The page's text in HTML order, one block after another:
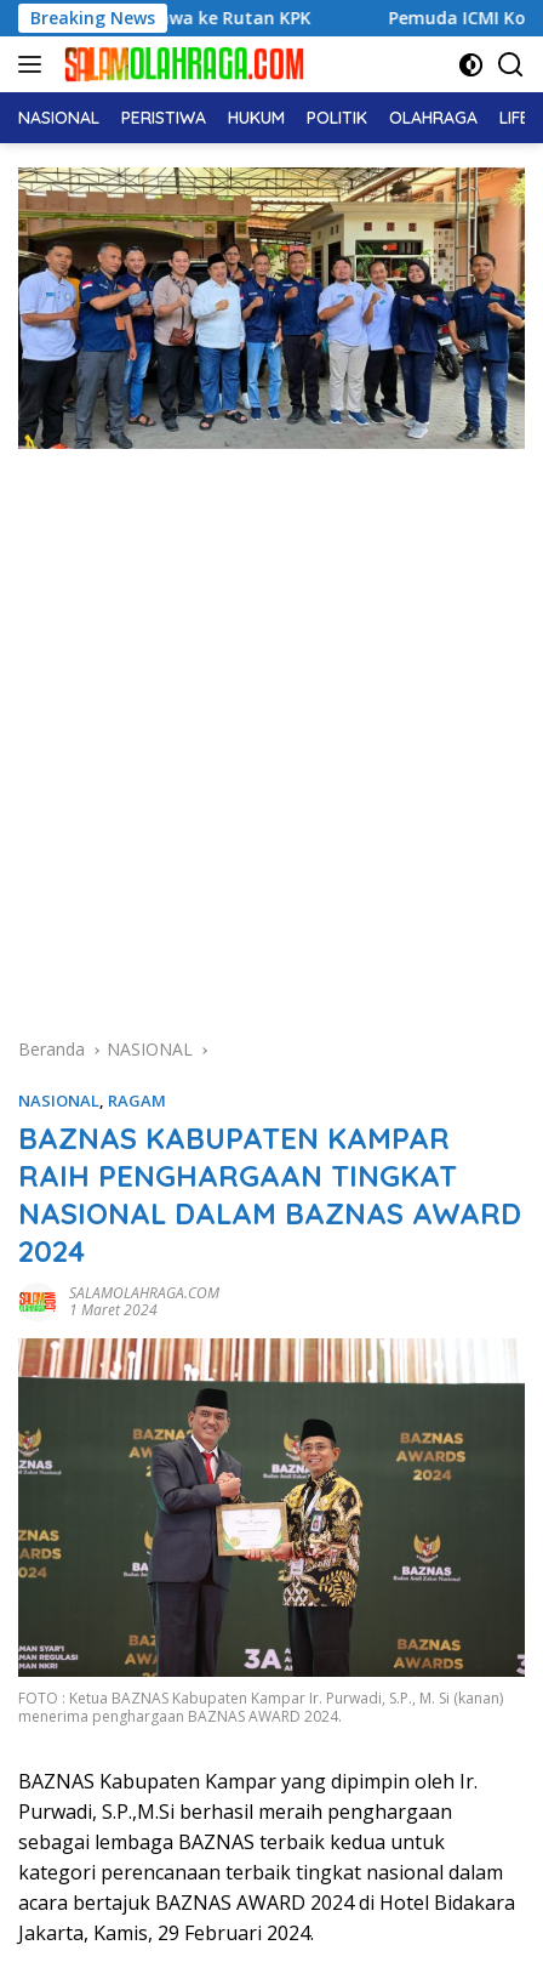
Langsung
ke
konten
Breaking News
ke Rutan KPK Pemuda ICMI Kota Tual Apresiasi
NASIONAL PERISTIWA HUKUM POLITIK OLAHRAGA
Beranda NASIONAL
NASIONAL, RAGAM
BAZNAS KABUPATEN KAMPAR
RAIH PENGHARGAAN TINGKAT
NASIONAL DALAM BAZNAS AWARD
2024
SALAMOLAHRAGA.COM
1 Maret 2024
FOTO : Ketua BAZNAS Kabupaten Kampar Ir. Purwadi, S.P., M. Si (kanan)
menerima penghargaan BAZNAS AWARD 2024.
BAZNAS Kabupaten Kampar yang dipimpin oleh Ir.
Purwadi, S.P.,M.Si berhasil meraih penghargaan
sebagai lembaga BAZNAS terbaik kedua untuk
kategori perencanaan terbaik tingkat nasional dalam
acara bertajuk BAZNAS AWARD 2024 di Hotel Bidakara
Jakarta, Kamis, 29 Februari 2024.